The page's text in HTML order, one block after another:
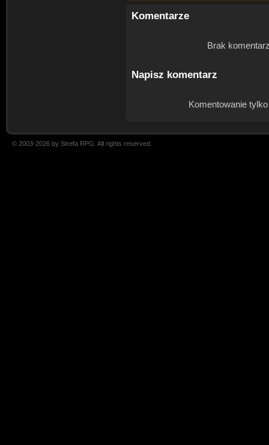
Komentarze
Brak
Napisz komentarz
Komentowanie
© 2003-2026 by Strefa RPG. All rights reserved.